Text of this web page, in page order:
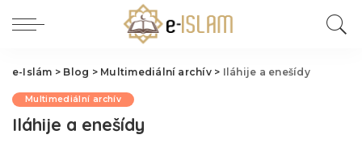
e-Islám > Blog > Multimediální archív> Iláhije a enešídy
Multimediální archív
Iláhije a enešídy